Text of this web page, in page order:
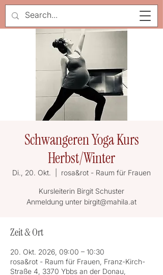
Schwangeren Yoga Kurs
Herbst/Winter
Di., 20. Okt. rosa&rot - Raum für Frauen
Kursleiterin Birgit Schuster
Anmeldung unter birgit@mahila.at
Zeit & Ort
20. Okt. 2026, 09:00 – 10:30
rosa&rot - Raum für Frauen, Franz-Kirch-
Straße 4, 3370 Ybbs an der Donau,